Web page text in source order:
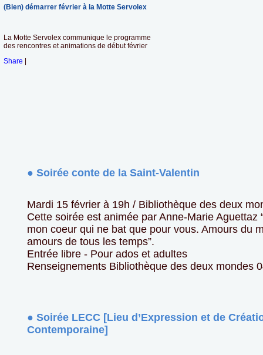
(Bien) démarrer février à la Motte Servolex
La Motte Servolex communique le programme
des rencontres et animations de début février
Share
● Soirée conte de la Saint-Valentin
Mardi 15 février à 19h / Bibliothèque des deux
Cette soirée est animée par Anne-Marie Aguettaz
mon coeur qui ne bat que pour vous. Amours du
amours de tous les temps”.
Entrée libre - Pour ados et adultes
Renseignements Bibliothèque des deux mondes
● Soirée LECC [Lieu d’Expression et de
Contemporaine]